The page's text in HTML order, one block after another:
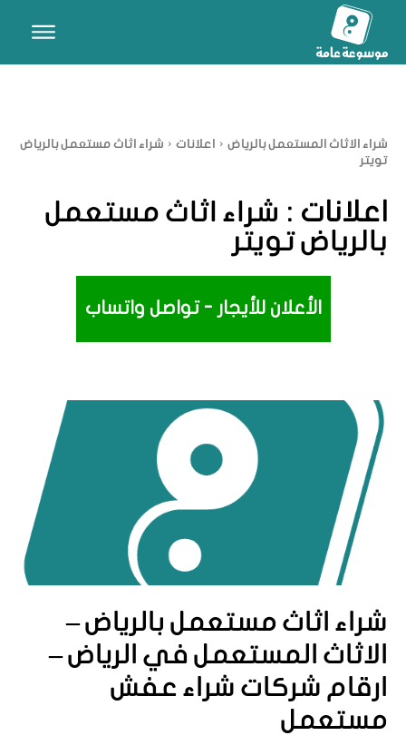
شراء الاثاث المستعمل بالرياض اعلانات
شراء اثاث مستعمل بالرياض
تويتر
اعلانات : شراء اثاث مستعمل
بالرياض تويتر
الأعلان للأيجار - تواصل واتساب
شراء اثاث مستعمل بالرياض –
الاثاث المستعمل في الرياض –
ارقام شركات شراء عفش
مستعمل